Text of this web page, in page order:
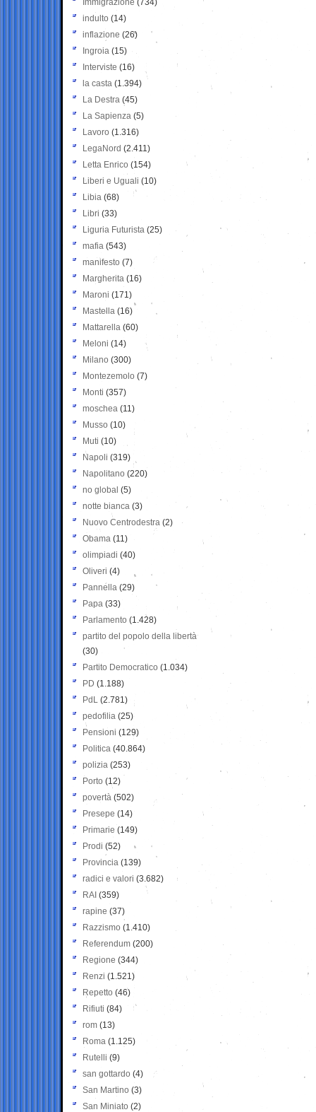
Immigrazione (734)
indulto (14)
inflazione (26)
Ingroia (15)
Interviste (16)
la casta (1.394)
La Destra (45)
La Sapienza (5)
Lavoro (1.316)
LegaNord (2.411)
Letta Enrico (154)
Liberi e Uguali (10)
Libia (68)
Libri (33)
Liguria Futurista (25)
mafia (543)
manifesto (7)
Margherita (16)
Maroni (171)
Mastella (16)
Mattarella (60)
Meloni (14)
Milano (300)
Montezemolo (7)
Monti (357)
moschea (11)
Musso (10)
Muti (10)
Napoli (319)
Napolitano (220)
no global (5)
notte bianca (3)
Nuovo Centrodestra (2)
Obama (11)
olimpiadi (40)
Oliveri (4)
Pannella (29)
Papa (33)
Parlamento (1.428)
partito del popolo della libertà
(30)
Partito Democratico (1.034)
PD (1.188)
PdL (2.781)
pedofilia (25)
Pensioni (129)
Politica (40.864)
polizia (253)
Porto (12)
povertà (502)
Presepe (14)
Primarie (149)
Prodi (52)
Provincia (139)
radici e valori (3.682)
RAI (359)
rapine (37)
Razzismo (1.410)
Referendum (200)
Regione (344)
Renzi (1.521)
Repetto (46)
Rifiuti (84)
rom (13)
Roma (1.125)
Rutelli (9)
san gottardo (4)
San Martino (3)
San Miniato (2)